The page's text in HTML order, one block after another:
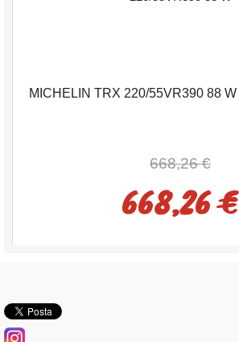
MICHELIN TRX 220/55VR390 88 W
668,26 €
668,26 €